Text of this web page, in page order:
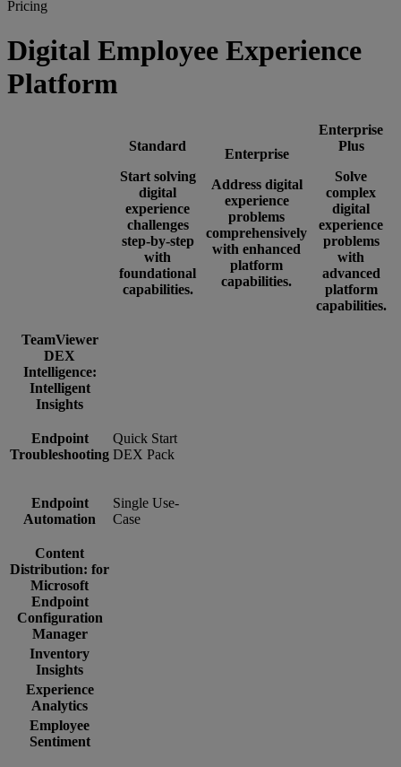
Pricing
Digital Employee Experience
Platform
Standard
Start solving
digital
experience
challenges
step-by-step
with
foundational
capabilities.
Enterprise
Address digital
experience
problems
comprehensively
with enhanced
platform
capabilities.
Enterprise
Plus
Solve
complex
digital
experience
problems
with
advanced
platform
capabilities.
TeamViewer
DEX
Intelligence:
Intelligent
Insights
Endpoint
Troubleshooting
Quick Start
DEX Pack
Endpoint
Automation
Single Use-
Case
Content
Distribution: for
Microsoft
Endpoint
Configuration
Manager
Inventory
Insights
Experience
Analytics
Employee
Sentiment